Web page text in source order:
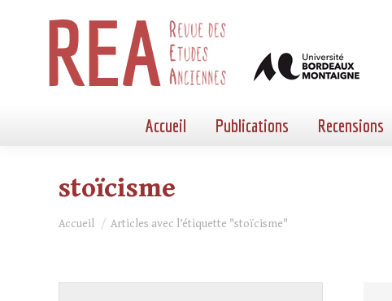
Accueil Publications Recensions
stoïcisme
Vous êtes ici :
Accueil Articles avec l’étiquette "stoïcisme"